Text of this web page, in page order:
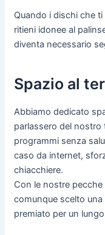
Quando i dischi che
ritieni idonee al
diventa necessario
Spazio al
Abbiamo dedicato
parlassero del nostro
programmi senza
caso da internet,
chiacchiere.
Con le nostre
comunque scelto
premiato per un